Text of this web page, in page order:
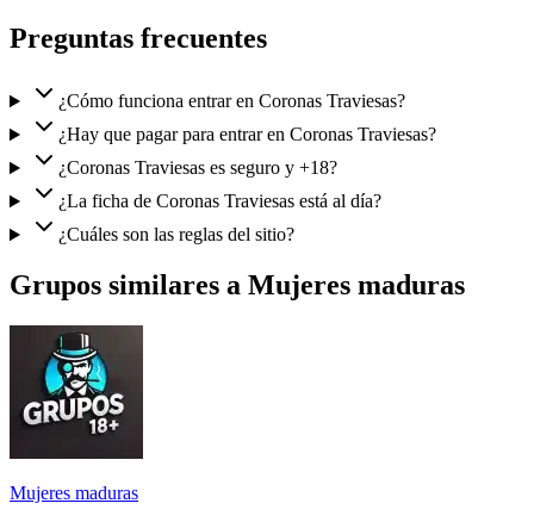
Preguntas frecuentes
¿Cómo funciona entrar en Coronas Traviesas?
¿Hay que pagar para entrar en Coronas Traviesas?
¿Coronas Traviesas es seguro y +18?
¿La ficha de Coronas Traviesas está al día?
¿Cuáles son las reglas del sitio?
Grupos similares a Mujeres maduras
Mujeres maduras